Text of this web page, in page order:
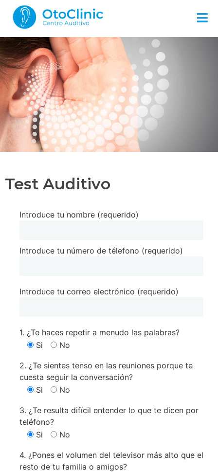
Test Auditivo
Introduce tu nombre (requerido)
Introduce tu número de télefono (requerido)
Introduce tu correo electrónico (requerido)
1. ¿Te haces repetir a menudo las palabras?
Si
No
2. ¿Te sientes tenso en las reuniones porque te
cuesta seguir la conversación?
Si
No
3. ¿Te resulta difícil entender lo que te dicen por
teléfono?
Si
No
4. ¿Pones el volumen del televisor más alto que el
resto de tu familia o amigos?